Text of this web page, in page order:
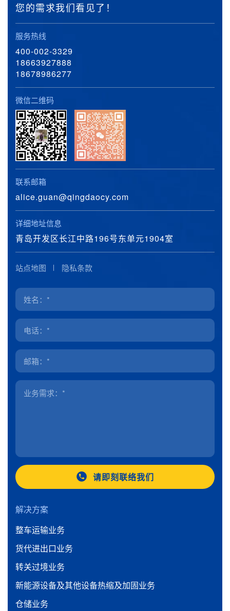
您的需求我们看见了！
服务热线
400-002-3329
18663927888
18678986277
微信二维码
联系邮箱
alice.guan@qingdaocy.com
详细地址信息
青岛开发区长江中路196号东单元1904室
站点地图 隐私条款
请即刻联络我们
解决方案
整车运输业务
货代进出口业务
转关过境业务
新能源设备及其他设备热缩及加固业务
仓储业务